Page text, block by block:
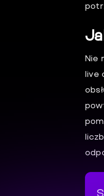
Nie
live